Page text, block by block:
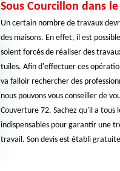
Sous Courcillon dans le
Un certain nombre de travaux
des maisons. En effet, il est
soient forcés de réaliser des
tuiles. Afin d'effectuer ces
va falloir rechercher des
nous pouvons vous conseiller de
Couverture 72. Sachez qu'il a tous
indispensables pour garantir une
travail. Son devis est établi